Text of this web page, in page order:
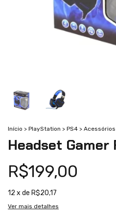
Início > PlayStation > PS4 > Acessórios
Headset Gamer
R$199,00
12 x de R$20,17
Ver mais detalhes